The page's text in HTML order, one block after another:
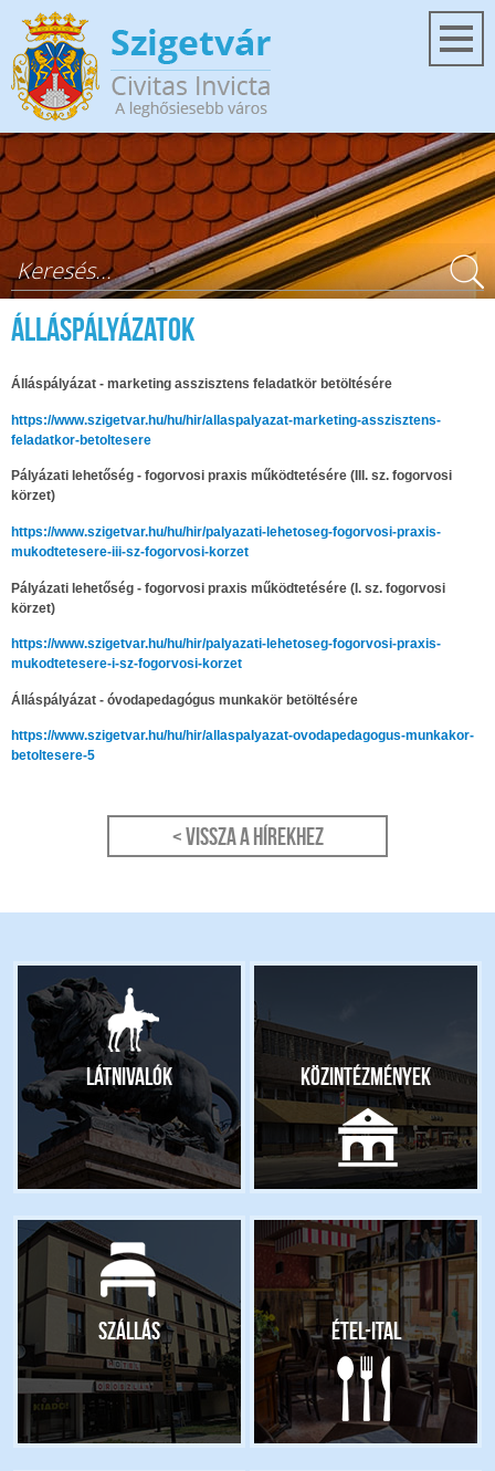
Ugrás a tartalomra
Keresés űrlap
Álláspályázatok
Álláspályázat - marketing asszisztens feladatkör betöltésére
https://www.szigetvar.hu/hu/hir/allaspalyazat-marketing-asszisztens-
feladatkor-betoltesere
Pályázati lehetőség - fogorvosi praxis működtetésére (III. sz. fogorvosi
körzet)
https://www.szigetvar.hu/hu/hir/palyazati-lehetoseg-fogorvosi-praxis-
mukodtetesere-iii-sz-fogorvosi-korzet
Pályázati lehetőség - fogorvosi praxis működtetésére (I. sz. fogorvosi
körzet)
https://www.szigetvar.hu/hu/hir/palyazati-lehetoseg-fogorvosi-praxis-
mukodtetesere-i-sz-fogorvosi-korzet
Álláspályázat - óvodapedagógus munkakör betöltésére
https://www.szigetvar.hu/hu/hir/allaspalyazat-ovodapedagogus-munkakor-
betoltesere-5
< Vissza a hírekhez
Látnivalók Közintézmények
Szállás Étel-ital